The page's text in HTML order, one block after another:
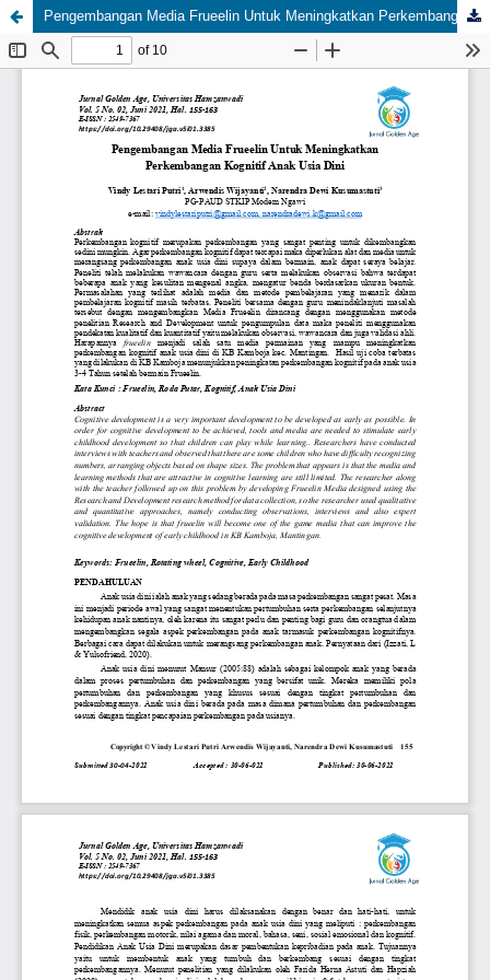
Pengembangan Media Frueelin Untuk Meningkatkan Perkembangan Kognitif Anak Usia Dini